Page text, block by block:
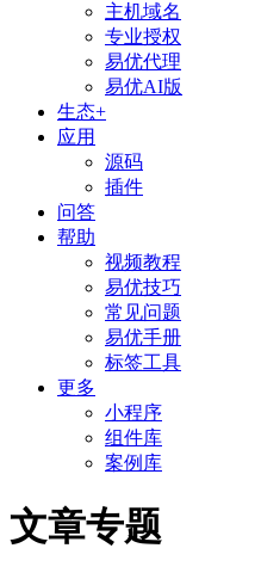
主机域名
专业授权
易优代理
易优AI版
生态+
应用
源码
插件
问答
帮助
视频教程
易优技巧
常见问题
易优手册
标签工具
更多
小程序
组件库
案例库
文章专题